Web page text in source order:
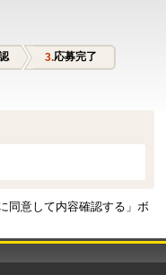
応募完了
同意して内容確認する」ボ